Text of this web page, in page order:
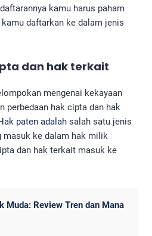
kamu harus paham
daftarkan ke dalam jenis
dan hak terkait
mengenai kekayaan
perbedaan hak cipta dan hak
paten adalah salah satu jenis
masuk ke dalam hak milik
dan hak terkait masuk ke
Muda: Review Tren dan Mana